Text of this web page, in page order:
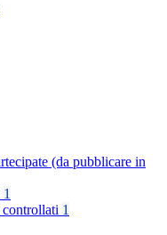
(da pubblicare in
1
1